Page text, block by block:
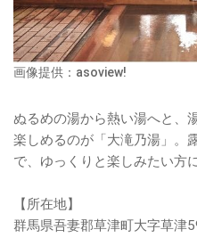
画像提供：asoview!
ぬるめの湯から熱い湯へと、
楽しめるのが「大滝乃湯」。
で、ゆっくりと楽しみたい方
【所在地】
群馬県吾妻郡草津町大字草津